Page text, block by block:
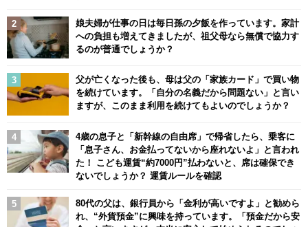
娘夫婦が仕事の日は毎日孫の夕飯を作っています。家計
への負担も増えてきましたが、祖父母なら無償で協力す
るのが普通でしょうか？
父が亡くなった後も、母は父の「家族カード」で買い物
を続けています。「自分の名義だから問題ない」と言い
ますが、このまま利用を続けてもよいのでしょうか？
4歳の息子と「新幹線の自由席」で帰省したら、乗客に
「息子さん、お金払ってないから座れないよ」と言われ
た！ こども運賃“約7000円”払わないと、席は確保でき
ないでしょうか？ 運賃ルールを確認
80代の父は、銀行員から「金利が高いですよ」と勧めら
れ、“外貨預金”に興味を持っています。「預金だから安